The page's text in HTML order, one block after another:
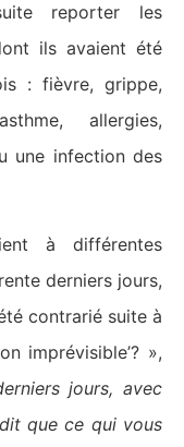
reporter les
ils avaient été
: fièvre, grippe,
allergies,
une infection des
à différentes
derniers jours,
contrarié suite à
imprévisible’? »,
jours, avec
que ce qui vous